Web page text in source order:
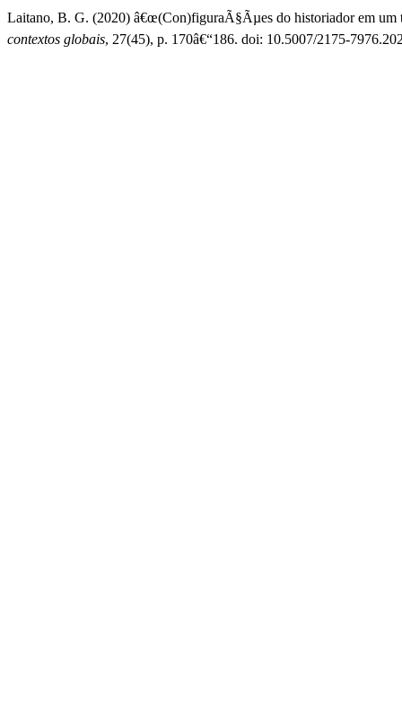
Laitano, B. G. (2020) â€œ(Con)figuraÃ§Ãµes do historiador em um
contextos globais, 27(45), p. 170â€“186. doi: 10.5007/2175-